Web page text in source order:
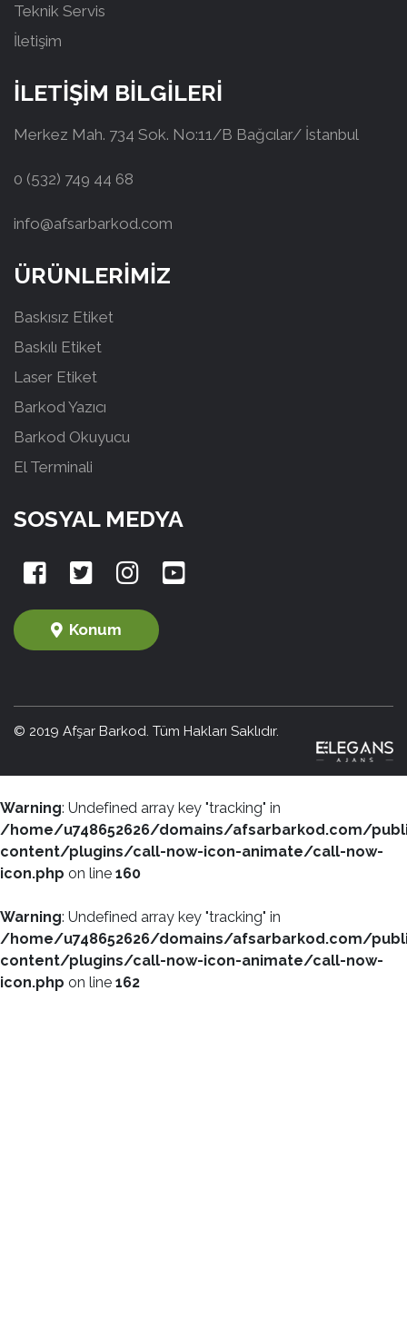
Teknik Servis
İletişim
İLETİŞİM BİLGİLERİ
Merkez Mah. 734 Sok. No:11/B Bağcılar/ İstanbul
0 (532) 749 44 68
info@afsarbarkod.com
ÜRÜNLERİMİZ
Baskısız Etiket
Baskılı Etiket
Laser Etiket
Barkod Yazıcı
Barkod Okuyucu
El Terminali
SOSYAL MEDYA
Konum
© 2019 Afşar Barkod. Tüm Hakları Saklıdır.
Warning: Undefined array key "tracking" in
/home/u748652626/domains/afsarbarkod.com/
content/plugins/call-now-icon-animate/call-now-
icon.php on line 160
Warning: Undefined array key "tracking" in
/home/u748652626/domains/afsarbarkod.com/
content/plugins/call-now-icon-animate/call-now-
icon.php on line 162